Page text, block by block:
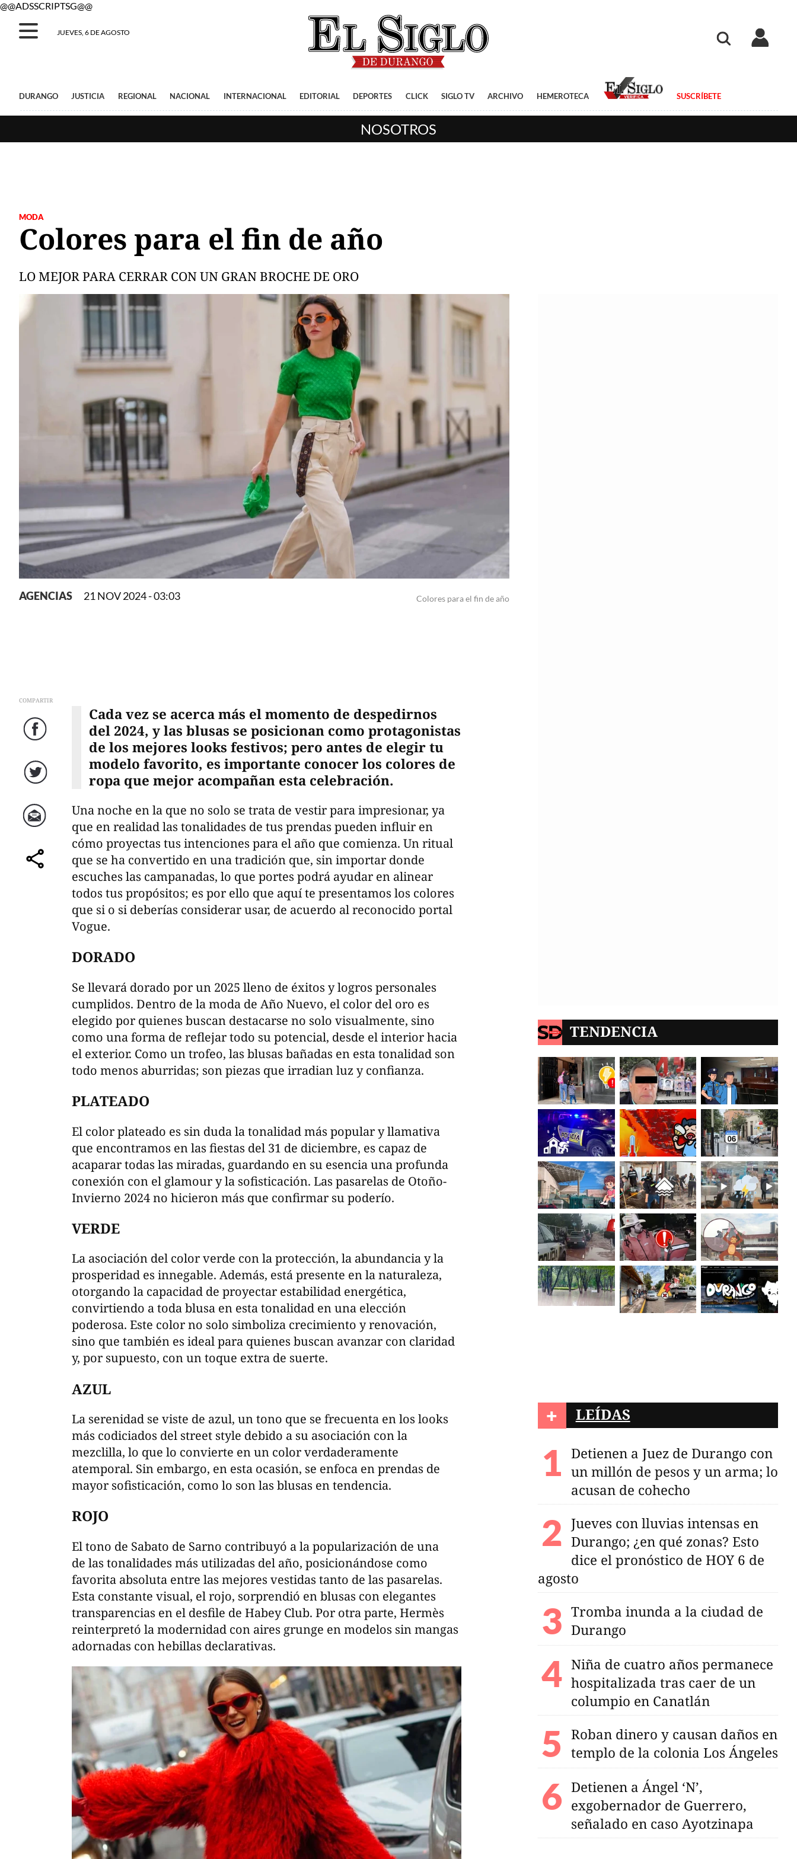
@@ADSSCRIPTSG@@
JUEVES, 6 DE AGOSTO
DURANGO JUSTICIA REGIONAL NACIONAL INTERNACIONAL EDITORIAL DEPORTES CLICK SIGLO TV ARCHIVO HEMEROTECA SUSCRÍBETE
NOSOTROS
MODA
Colores para el fin de año
LO MEJOR PARA CERRAR CON UN GRAN BROCHE DE ORO
Colores para el fin de año
AGENCIAS 21 NOV 2024 - 03:03
COMPARTIR
Facebook
Twitter
Correo
comparte
Cada vez se acerca más el momento de despedirnos
del 2024, y las blusas se posicionan como protagonistas
de los mejores looks festivos; pero antes de elegir tu
modelo favorito, es importante conocer los colores de
ropa que mejor acompañan esta celebración.
Una noche en la que no solo se trata de vestir para impresionar, ya
que en realidad las tonalidades de tus prendas pueden influir en
cómo proyectas tus intenciones para el año que comienza. Un ritual
que se ha convertido en una tradición que, sin importar donde
escuches las campanadas, lo que portes podrá ayudar en alinear
todos tus propósitos; es por ello que aquí te presentamos los colores
que si o si deberías considerar usar, de acuerdo al reconocido portal
Vogue.
DORADO
Se llevará dorado por un 2025 lleno de éxitos y logros personales
cumplidos. Dentro de la moda de Año Nuevo, el color del oro es
elegido por quienes buscan destacarse no solo visualmente, sino
como una forma de reflejar todo su potencial, desde el interior hacia
el exterior. Como un trofeo, las blusas bañadas en esta tonalidad son
todo menos aburridas; son piezas que irradian luz y confianza.
PLATEADO
El color plateado es sin duda la tonalidad más popular y llamativa
que encontramos en las fiestas del 31 de diciembre, es capaz de
acaparar todas las miradas, guardando en su esencia una profunda
conexión con el glamour y la sofisticación. Las pasarelas de Otoño-
Invierno 2024 no hicieron más que confirmar su poderío.
VERDE
La asociación del color verde con la protección, la abundancia y la
prosperidad es innegable. Además, está presente en la naturaleza,
otorgando la capacidad de proyectar estabilidad energética,
convirtiendo a toda blusa en esta tonalidad en una elección
poderosa. Este color no solo simboliza crecimiento y renovación,
sino que también es ideal para quienes buscan avanzar con claridad
y, por supuesto, con un toque extra de suerte.
AZUL
La serenidad se viste de azul, un tono que se frecuenta en los looks
más codiciados del street style debido a su asociación con la
mezclilla, lo que lo convierte en un color verdaderamente
atemporal. Sin embargo, en esta ocasión, se enfoca en prendas de
mayor sofisticación, como lo son las blusas en tendencia.
ROJO
El tono de Sabato de Sarno contribuyó a la popularización de una
de las tonalidades más utilizadas del año, posicionándose como
favorita absoluta entre las mejores vestidas tanto de las pasarelas.
Esta constante visual, el rojo, sorprendió en blusas con elegantes
transparencias en el desfile de Habey Club. Por otra parte, Hermès
reinterpretó la modernidad con aires grunge en modelos sin mangas
adornadas con hebillas declarativas.
TENDENCIA
+ LEÍDAS
Detienen a Juez de Durango con
un millón de pesos y un arma; lo
acusan de cohecho
Jueves con lluvias intensas en
Durango; ¿en qué zonas? Esto
dice el pronóstico de HOY 6 de
agosto
Tromba inunda a la ciudad de
Durango
Niña de cuatro años permanece
hospitalizada tras caer de un
columpio en Canatlán
Roban dinero y causan daños en
templo de la colonia Los Ángeles
Detienen a Ángel ‘N’,
exgobernador de Guerrero,
señalado en caso Ayotzinapa